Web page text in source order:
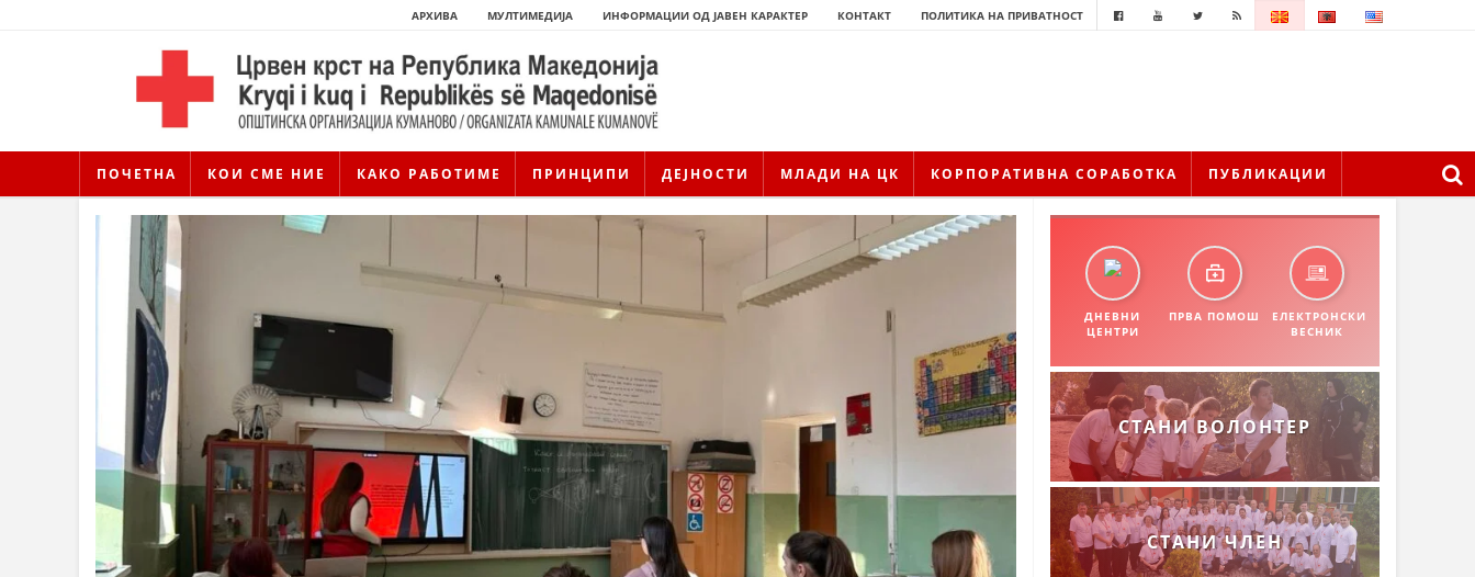
АРХИВА МУЛТИМЕДИЈА ИНФОРМАЦИИ ОД ЈАВЕН КАРАКТЕР КОНТАКТ ПОЛИТИКА НА ПРИВАТНОСТ
ПОЧЕТНА КОИ СМЕ НИЕ КАКО РАБОТИМЕ ПРИНЦИПИ ДЕЈНОСТИ МЛАДИ НА ЦК КОРПОРАТИВНА СОРАБОТКА ПУБЛИКАЦИИ
ИСТОРИЈАТ НА ЦКРМ
ИСТОРИЈАТ НА ДВИЖЕЊЕТО
СТРУКТУРА И ОРГАНИЗАЦИОНА ПОСТАВЕНОСТ – ОПШТИНСКА ОРГАНИЗАЦИЈА КУМАНОВО
КОНТАКТ ИНФОРМАЦИИ
ДНЕВНИ
ЦЕНТРИ
ПРВА ПОМОШ
ЕЛЕКТРОНСКИ
ВЕСНИК
СТАНИ ВОЛОНТЕР
СТАНИ ЧЛЕН